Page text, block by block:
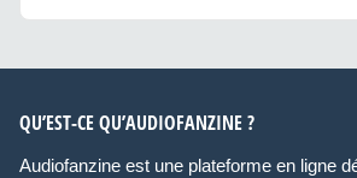
QU’EST-CE QU’AUDIOFANZINE ?
Audiofanzine est une plateforme en ligne